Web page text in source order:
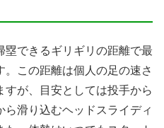
できるギリギリの距離で最
この距離は個人の足の速さ
が、目安としては投手から
滑り込むヘッドスライディ